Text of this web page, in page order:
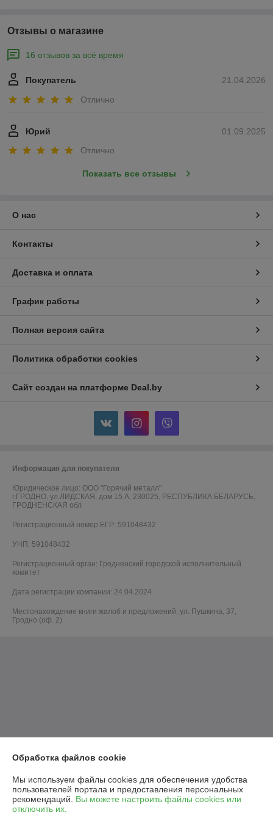
Отзывы о магазине
16 отзывов за всё время
21.04.2026
Покупатель
Отлично
01.09.2025
Юрий
Отлично
Показать все отзывы
О нас
Контакты
Доставка и оплата
График работы
Полная версия сайта
Политика обработки cookies
Сайт создан на платформе Deal.by
Информация для покупателя
Юридическое лицо: ООО "Горячий металл"
г.ГРОДНО, ул.ЛИДСКАЯ, дом 15 А, 230025, РЕСПУБЛИКА БЕЛАРУСЬ,
ГРОДНЕНСКАЯ обл
Регистрационный номер ЕГР: 591048432
УНП: 591048432
Регистрационный орган: Гродненский городской исполнительный
комитет
Дата регистрации компании: 24.04.2024
Местонахождение книги жалоб и предложений: ул. Пушкина, 37,
Гродно (оф. 2)
Обработка файлов cookie
Мы используем файлы cookies для обеспечения удобства
пользователей портала и предоставления персональных
рекомендаций. Вы можете настроить файлы cookies или
отключить их.